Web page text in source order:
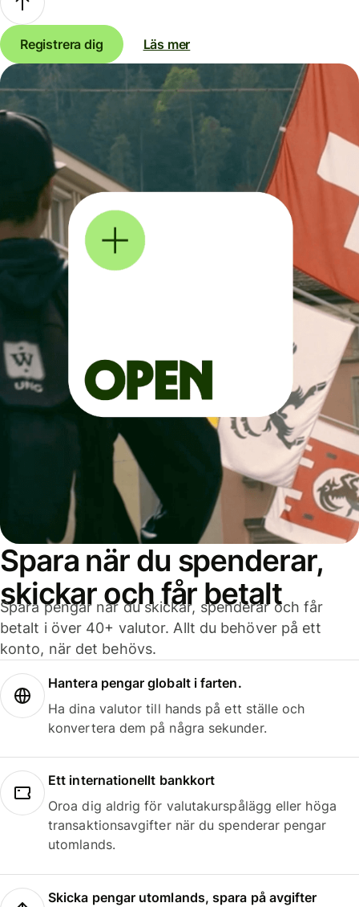
Registrera dig Läs mer
Spara när du spenderar,
skickar och får betalt
Spara pengar när du skickar, spenderar och får
betalt i över 40+ valutor. Allt du behöver på ett
konto, när det behövs.
Hantera pengar globalt i farten.
Ha dina valutor till hands på ett ställe och
konvertera dem på några sekunder.
Ett internationellt bankkort
Oroa dig aldrig för valutakurspålägg eller höga
transaktionsavgifter när du spenderar pengar
utomlands.
Skicka pengar utomlands, spara på avgifter